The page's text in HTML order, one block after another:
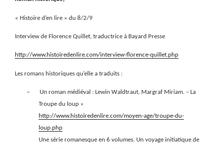
« Histoire d’en lire » du 8/2/9
Interview de Florence Quillet, traductrice à Bayard Presse
http://www.histoiredenlire.com/interview-florence-quillet.php
Les romans historiques qu’elle a traduits :
–
Un roman médiéval : Lewin Waldtraut, Margraf Miriam. – La
Troupe du loup »
http://www.histoiredenlire.com/moyen-age/troupe-du-
loup.php
Une série romanesque en 6 volumes. Un voyage initiatique de